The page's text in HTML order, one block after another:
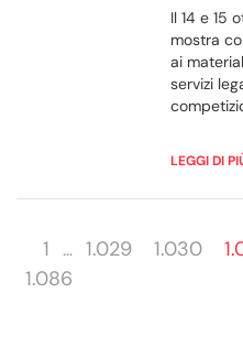
Il 14 e 15
mostra
ai
servizi
LEGGI DI
1 … 1.029 1.030
1.086